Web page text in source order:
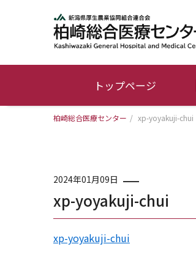
トップページ
柏崎総合医療センター / xp-yoyakuji-chui
2024年01月09日
xp-yoyakuji-chui
xp-yoyakuji-chui